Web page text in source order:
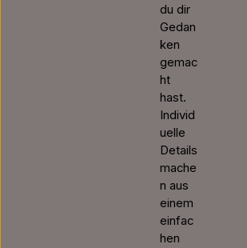
du dir
Gedan
ken
gemac
ht
hast.
Individ
uelle
Details
mache
n aus
einem
einfac
hen